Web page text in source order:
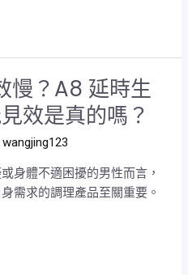
慢？A8 延時生
效是真的嗎？
wangjing123
身體不適困擾的男性而言，
需求的調理產品至關重要。